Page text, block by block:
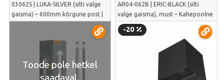
03062S | LUKA-SILVER (silti valge
gaisma) – 600mm kõrgune post |
Toode pole hetkel
saadaval.
AR04-062B | ERIC-BLACK (silti
valge gaisma), must – Kahepoolne
valgusvihk | VL-AR04-062B
-20